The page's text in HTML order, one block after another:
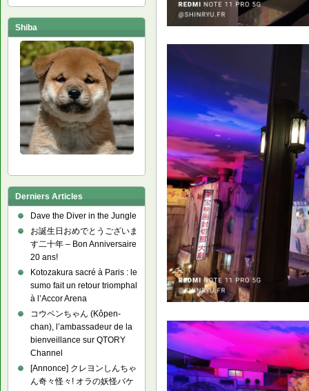
Shiba
Derniers Articles
Dave the Diver in the Jungle
お誕生日おめでとうございま
す二十年 – Bon Anniversaire
20 ans!
Kotozakura sacré à Paris : le
sumo fait un retour triomphal
à l’Accor Arena
コウペンちゃん (Kôpen-
chan), l’ambassadeur de la
bienveillance sur QTORY
Channel
[Annonce] クレヨンしんちゃ
ん奇々怪々! オラの妖怪バケ